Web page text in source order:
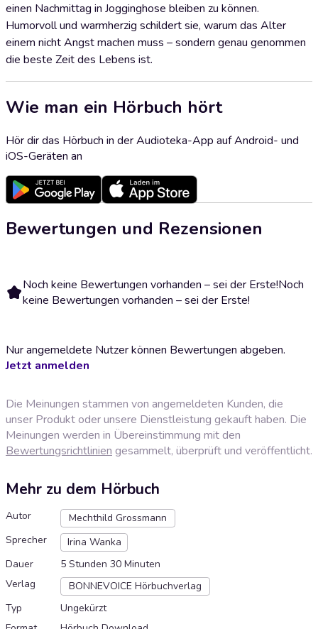
einen Nachmittag in Jogginghose bleiben zu können.
Humorvoll und warmherzig schildert sie, warum das Alter
einem nicht Angst machen muss – sondern genau genommen
die beste Zeit des Lebens ist.
Wie man ein Hörbuch hört
Hör dir das Hörbuch in der Audioteka-App auf Android- und
iOS-Geräten an
Bewertungen und Rezensionen
Noch keine Bewertungen vorhanden – sei der Erste!Noch
keine Bewertungen vorhanden – sei der Erste!
Nur angemeldete Nutzer können Bewertungen abgeben.
Jetzt anmelden
Die Meinungen stammen von angemeldeten Kunden, die
unser Produkt oder unsere Dienstleistung gekauft haben. Die
Meinungen werden in Übereinstimmung mit den
Bewertungsrichtlinien gesammelt, überprüft und veröffentlicht.
Mehr zu dem Hörbuch
Autor
Mechthild Grossmann
Sprecher
Irina Wanka
Dauer
5 Stunden 30 Minuten
Verlag
BONNEVOICE Hörbuchverlag
Typ
Ungekürzt